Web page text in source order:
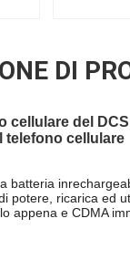
DI
del
telefono cellulare
batteria
potere, ricarica ed
appena e CDMA